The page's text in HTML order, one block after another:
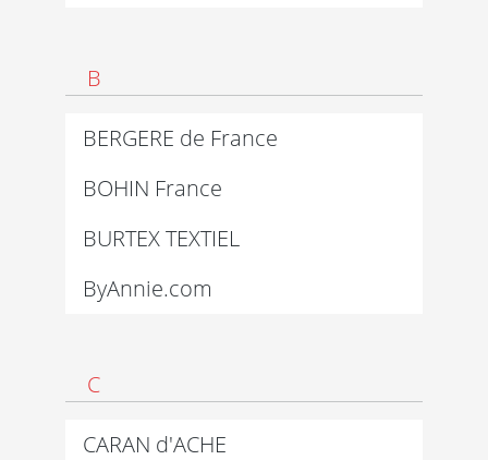
B
BERGERE de France
BOHIN France
BURTEX TEXTIEL
ByAnnie.com
C
CARAN d'ACHE